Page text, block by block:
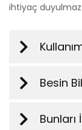
ihtiyaç duyulmaz
Besin